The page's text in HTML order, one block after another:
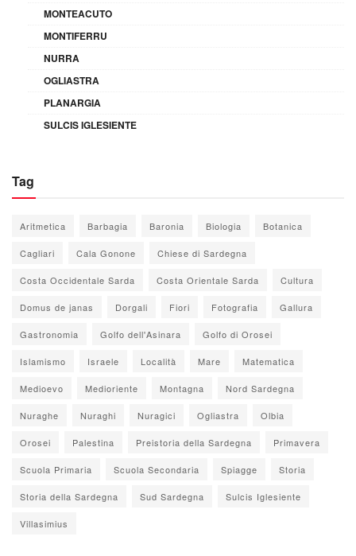
MONTEACUTO
MONTIFERRU
NURRA
OGLIASTRA
PLANARGIA
SULCIS IGLESIENTE
Tag
Aritmetica Barbagia Baronia Biologia Botanica
Cagliari Cala Gonone Chiese di Sardegna
Costa Occidentale Sarda Costa Orientale Sarda Cultura
Domus de janas Dorgali Fiori Fotografia Gallura
Gastronomia Golfo dell'Asinara Golfo di Orosei
Islamismo Israele Località Mare Matematica
Medioevo Medioriente Montagna Nord Sardegna
Nuraghe Nuraghi Nuragici Ogliastra Olbia
Orosei Palestina Preistoria della Sardegna Primavera
Scuola Primaria Scuola Secondaria Spiagge Storia
Storia della Sardegna Sud Sardegna Sulcis Iglesiente
Villasimius